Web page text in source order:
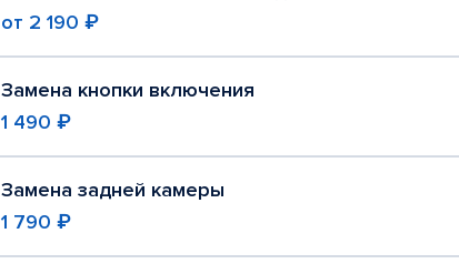
от 2 190 ₽
Замена кнопки включения
1 490 ₽
Замена задней камеры
1 790 ₽